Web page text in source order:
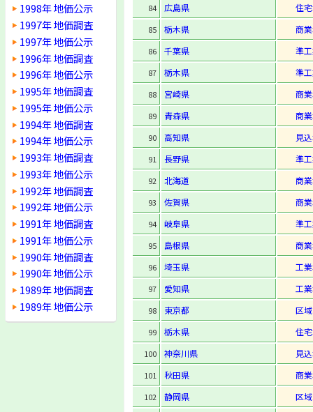
1998年 地価公示
1997年 地価調査
1997年 地価公示
1996年 地価調査
1996年 地価公示
1995年 地価調査
1995年 地価公示
1994年 地価調査
1994年 地価公示
1993年 地価調査
1993年 地価公示
1992年 地価調査
1992年 地価公示
1991年 地価調査
1991年 地価公示
1990年 地価調査
1990年 地価公示
1989年 地価調査
1989年 地価公示
84 広島県 住
85 栃木県 商
86 千葉県 準
87 栃木県 準
88 宮崎県 商
89 青森県 商
90 高知県 見
91 長野県 準
92 北海道 商
93 佐賀県 商
94 岐阜県 準
95 島根県 商
96 埼玉県 工
97 愛知県 工
98 東京都 区
99 栃木県 住
100 神奈川県 見
101 秋田県 商
102 静岡県 区